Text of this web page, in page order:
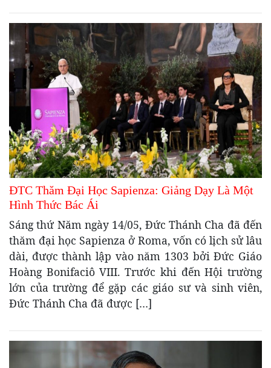
ĐTC Thăm Đại Học Sapienza: Giảng Dạy Là Một
Hình Thức Bác Ái
Sáng thứ Năm ngày 14/05, Đức Thánh Cha đã đến
thăm đại học Sapienza ở Roma, vốn có lịch sử lâu
dài, được thành lập vào năm 1303 bởi Đức Giáo
Hoàng Bonifaciô VIII. Trước khi đến Hội trường
lớn của trường để gặp các giáo sư và sinh viên,
Đức Thánh Cha đã được […]